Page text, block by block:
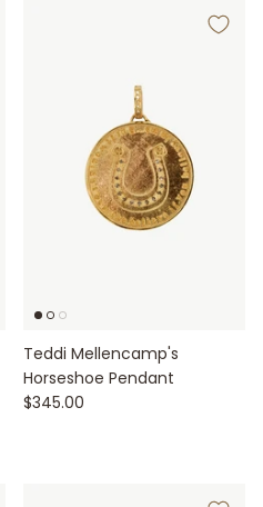
Teddi Mellencamp's
Horseshoe Pendant
$345.00